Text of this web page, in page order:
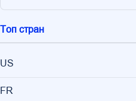
Топ стран
US
FR